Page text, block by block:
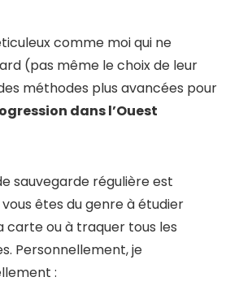
comme moi qui ne
(pas même le choix de leur
méthodes plus avancées pour
dans l’Ouest
sauvegarde régulière est
êtes du genre à étudier
carte ou à traquer tous les
Personnellement, je
: